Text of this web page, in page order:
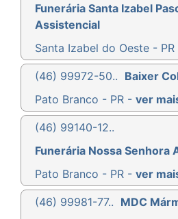
Funerária Santa Izabel
Assistencial
Santa Izabel do Oeste - PR
(46) 99972-50.. Baixer
Pato Branco - PR - ver
(46) 99140-12..
Funerária Nossa Senhora
Pato Branco - PR - ver
(46) 99981-77.. MDC